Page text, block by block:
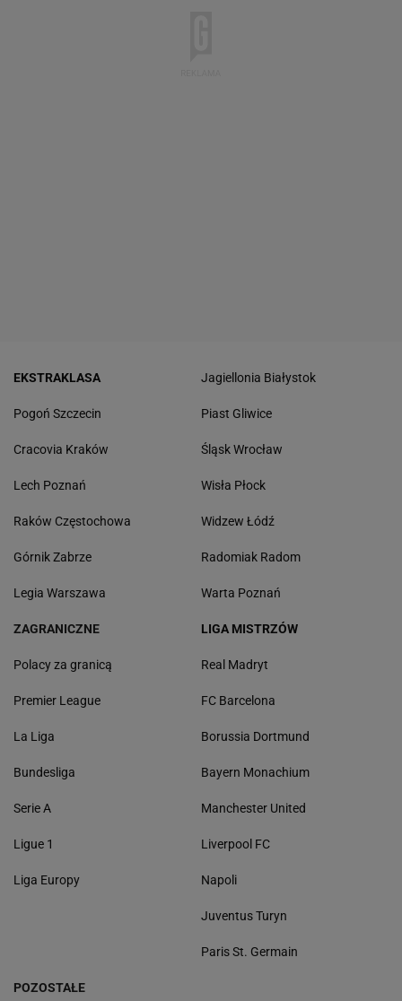
EKSTRAKLASA
Pogoń Szczecin
Cracovia Kraków
Lech Poznań
Raków Częstochowa
Górnik Zabrze
Legia Warszawa
Jagiellonia Białystok
Piast Gliwice
Śląsk Wrocław
Wisła Płock
Widzew Łódź
Radomiak Radom
Warta Poznań
ZAGRANICZNE
Polacy za granicą
Premier League
La Liga
Bundesliga
Serie A
Ligue 1
Liga Europy
LIGA MISTRZÓW
Real Madryt
FC Barcelona
Borussia Dortmund
Bayern Monachium
Manchester United
Liverpool FC
Napoli
Juventus Turyn
Paris St. Germain
POZOSTAŁE